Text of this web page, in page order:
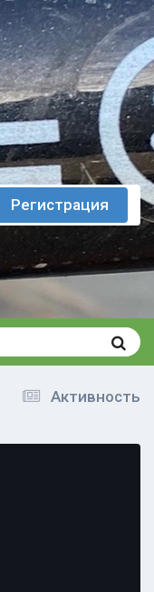
Регистрация
Активность